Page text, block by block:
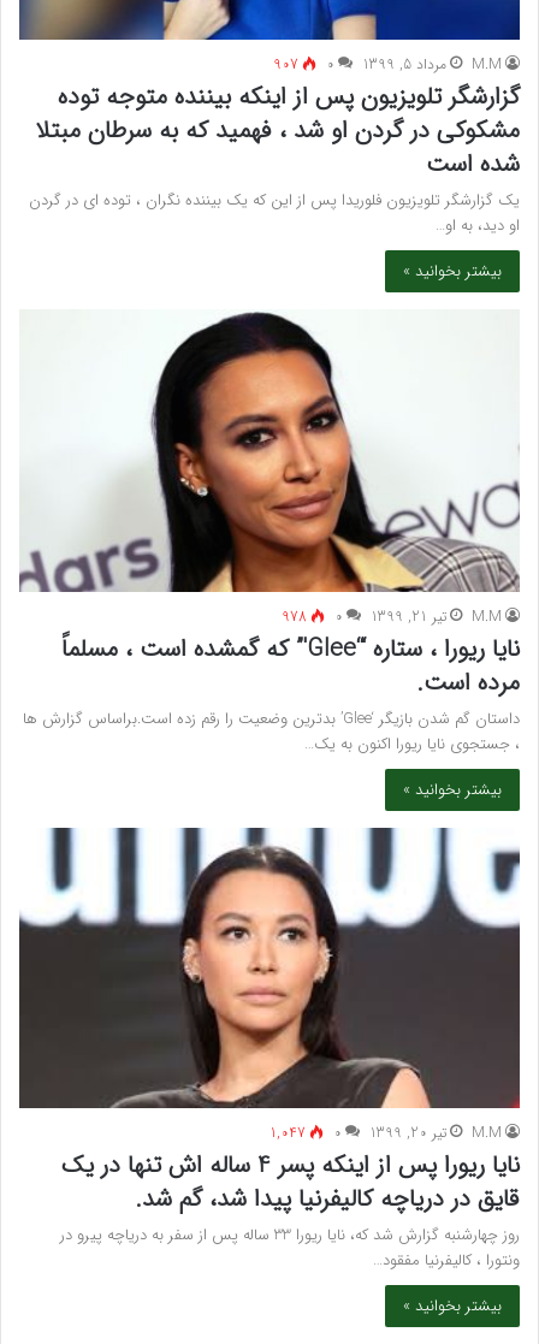
M.M مرداد 5, 1399 ۰ 907
گزارشگر تلویزیون پس از اینکه بیننده متوجه توده
مشکوکی در گردن او شد ، فهمید که به سرطان مبتلا
شده است
یک گزارشگر تلویزیون فلوریدا پس از این که یک بیننده نگران ، توده ای در گردن
او دید، به او…
بیشتر بخوانید »
M.M تیر 21, 1399 ۰ 978
نایا ریورا ، ستاره “‘Glee'” که گمشده است ، مسلماً
مرده است.
داستان گم شدن بازیگر ‘Glee’ بدترین وضعیت را رقم زده است.براساس گزارش ها
، جستجوی نایا ریورا اکنون به یک…
بیشتر بخوانید »
M.M تیر 20, 1399 ۰ 1,047
نایا ریورا پس از اینکه پسر 4 ساله اش تنها در یک
قایق در دریاچه کالیفرنیا پیدا شد، گم شد.
روز چهارشنبه گزارش شد که، نایا ریورا 33 ساله پس از سفر به دریاچه پیرو در
ونتورا ، کالیفرنیا مفقود…
بیشتر بخوانید »